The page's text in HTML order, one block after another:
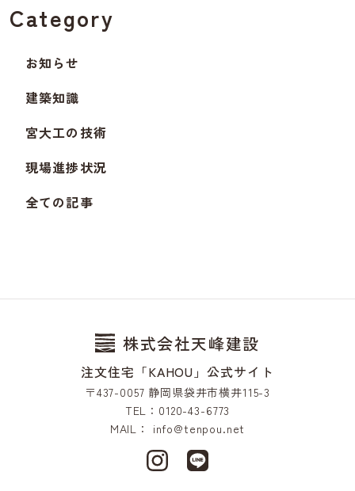
Category
お知らせ
建築知識
宮大工の技術
現場進捗状況
全ての記事
株式会社天峰建設
注文住宅「KAHOU」公式サイト
〒437-0057 静岡県袋井市横井115-3
TEL：0120-43-6773
MAIL： info@tenpou.net